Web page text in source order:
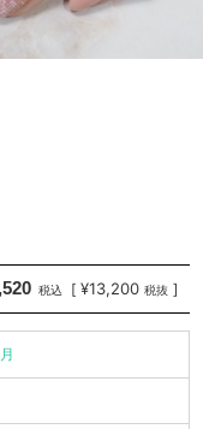
税込 [ ¥13,200 税抜 ]